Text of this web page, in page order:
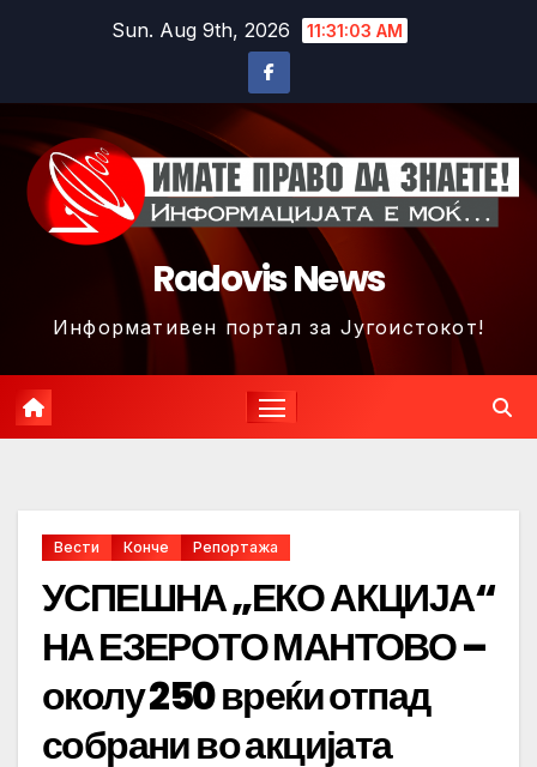
Sun. Aug 9th, 2026 11:31:06 AM
Radovis News
Информативен портал за Југоистокот!
Вести Конче Репортажа
УСПЕШНА „ЕКО АКЦИЈА“
НА ЕЗЕРОТО МАНТОВО –
околу 250 вреќи отпад
собрани во акцијата